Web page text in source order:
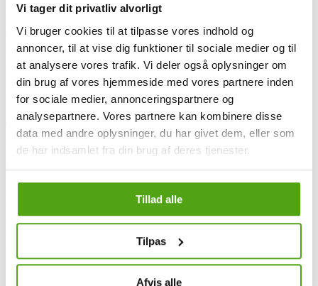
Vi tager dit privatliv alvorligt
Vi bruger cookies til at tilpasse vores indhold og
annoncer, til at vise dig funktioner til sociale medier og til
at analysere vores trafik. Vi deler også oplysninger om
din brug af vores hjemmeside med vores partnere inden
for sociale medier, annonceringspartnere og
analysepartnere. Vores partnere kan kombinere disse
data med andre oplysninger, du har givet dem, eller som
de har indsamlet fra din brug af deres tjenester.
Tillad alle
Tilpas
Afvis alle
besparelsesassistent. Du behøver ikke længere at bruge tiden på at
er gyldige. I stedet sørger Savier hurtigt og nemt for, at du uden
problemer opnår besparelser.
Mens du finder dine favorit Iviskin produkter og putter dem i
kurven, arbejder Savier i baggrunden med at finde gyldige
rabatkoder til netop de produkter, du har valgt. Derefter tester Savier
hver enkelt fundet kode for at sikre dens gyldighed – dermed slipper
du for selv at skulle bekymre dig om det.
Når den bedste gyldige rabatkode er fundet, anvender Savier
automatisk koden på dit køb hos Iviskin, således du får den bedst
mulige pris uden besvær. Med bare ét klik giver du tilladelse til, at
Savier kan anvende den fundne rabatkode på dit køb hos Iviskin –
herefter fortsætter du bare din handel som ellers.
Ved hjælp af Savier bliver det let og hurtigt at få rabatter på dine
favoritprodukter fra Iviskin - uden nogen form for besvær. Så med
shoppingassistenten er det nemt for dig at shoppe smart og samtidig
spare penge.